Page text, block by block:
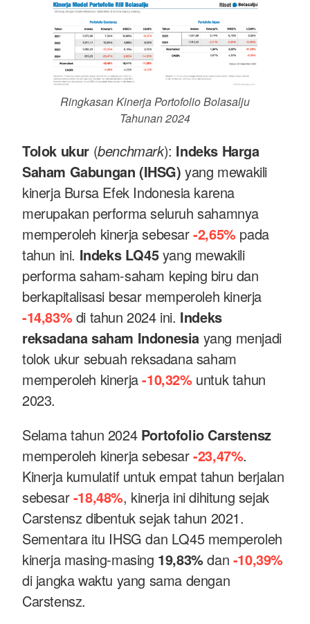
Ringkasan Kinerja Portofolio Bolasalju
Tahunan 2024
Tolok ukur (benchmark): Indeks Harga
Saham Gabungan (IHSG) yang mewakili
kinerja Bursa Efek Indonesia karena
merupakan performa seluruh sahamnya
memperoleh kinerja sebesar-2,65%pada
tahun ini. Indeks LQ45yang mewakili
performa saham-saham keping biru dan
berkapitalisasi besar memperoleh kinerja
-14,83%di tahun 2024 ini. Indeks
reksadana saham Indonesia yang menjadi
tolok ukur sebuah reksadana saham
memperoleh kinerja-10,32%untuk tahun
2023.
Selama tahun 2024 Portofolio Carstensz
memperoleh kinerja sebesar-23,47%.
Kinerja kumulatif untuk empat tahun berjalan
sebesar-18,48%, kinerja ini dihitung sejak
Carstensz dibentuk sejak tahun 2021.
Sementara itu IHSG dan LQ45 memperoleh
kinerja masing-masing 19,83%dan -10,39%
di jangka waktu yang sama dengan
Carstensz.